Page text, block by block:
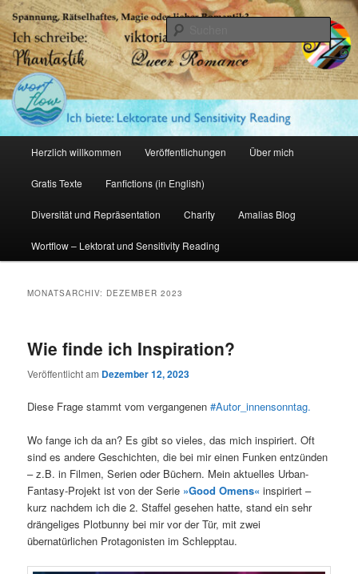
Zum
primären
Inhalt
springen
Zum
sekundären
Inhalt
springenAmalia Zeichnerin
Herzlich willkommen Veröffentlichungen Über mich
Gratis Texte Fanfictions (in English)
Diversität und Repräsentation Charity Amalias Blog
Wortflow – Lektorat und Sensitivity Reading
MONATSARCHIV: DEZEMBER 2023
Wie finde ich Inspiration?
Veröffentlicht am Dezember 12, 2023
Diese Frage stammt vom vergangenen#Autor_innensonntag.
Wo fange ich da an? Es gibt so vieles, das mich inspiriert. Oft
sind es andere Geschichten, die bei mir einen Funken entzünden
– z.B. in Filmen, Serien oder Büchern. Mein aktuelles Urban-
Fantasy-Projekt ist von der Serie »Good Omens« inspiriert –
kurz nachdem ich die 2. Staffel gesehen hatte, stand ein sehr
drängeliges Plotbunny bei mir vor der Tür, mit zwei
übernatürlichen Protagonisten im Schlepptau.